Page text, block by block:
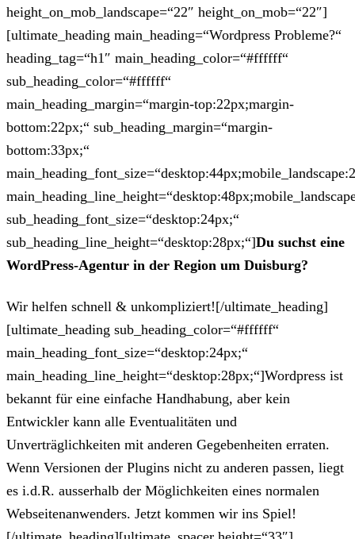
height_on_mob_landscape=“22″ height_on_mob=“22″]
[ultimate_heading main_heading=“Wordpress Probleme?“
heading_tag=“h1″ main_heading_color=“#ffffff“
sub_heading_color=“#ffffff“
main_heading_margin=“margin-top:22px;margin-
bottom:22px;“ sub_heading_margin=“margin-
bottom:33px;“
sub_heading_font_size=“desktop:24px;“
sub_heading_line_height=“desktop:28px;“]Du suchst eine
WordPress-Agentur in der Region um Duisburg?
Wir helfen schnell & unkompliziert![/ultimate_heading]
[ultimate_heading sub_heading_color=“#ffffff“
main_heading_font_size=“desktop:24px;“
main_heading_line_height=“desktop:28px;“]Wordpress ist
bekannt für eine einfache Handhabung, aber kein
Entwickler kann alle Eventualitäten und
Unverträglichkeiten mit anderen Gegebenheiten erraten.
Wenn Versionen der Plugins nicht zu anderen passen, liegt
es i.d.R. ausserhalb der Möglichkeiten eines normalen
Webseitenanwenders. Jetzt kommen wir ins Spiel!